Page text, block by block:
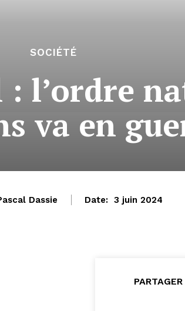
SOCIÉTÉ
l’ordre
va en
Dassie Date: 3 juin 2024
PARTAGER